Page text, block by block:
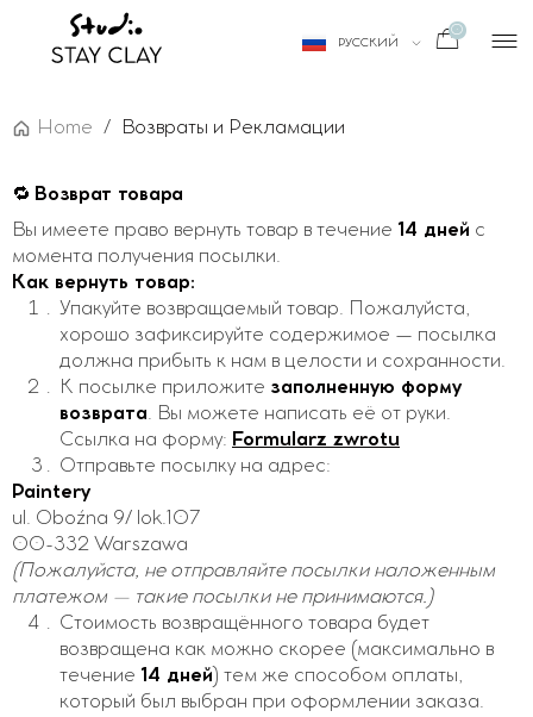
РУССКИЙ
ENGLISH
0
Home / Возвраты и Рекламации
🔁 Возврат товара
Вы имеете право вернуть товар в течение 14 дней с
момента получения посылки.
Как вернуть товар:
Упакуйте возвращаемый товар. Пожалуйста,
хорошо зафиксируйте содержимое — посылка
должна прибыть к нам в целости и сохранности.
К посылке приложите заполненную форму
возврата. Вы можете написать её от руки.
Ссылка на форму: Formularz zwrotu
Отправьте посылку на адрес:
Paintery
ul. Oboźna 9/ lok.107
00-332 Warszawa
(Пожалуйста, не отправляйте посылки наложенным
платежом — такие посылки не принимаются.)
Стоимость возвращённого товара будет
возвращена как можно скорее (максимально в
течение 14 дней) тем же способом оплаты,
который был выбран при оформлении заказа.